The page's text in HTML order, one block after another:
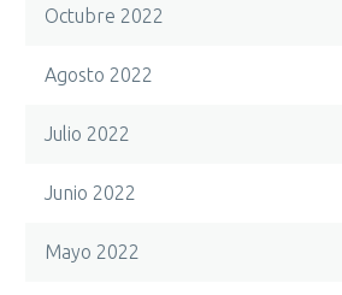
Octubre 2022
Agosto 2022
Julio 2022
Junio 2022
Mayo 2022